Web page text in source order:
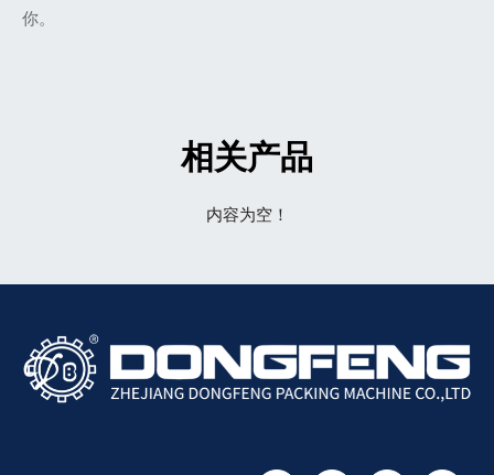
你。
相关产品
内容为空！